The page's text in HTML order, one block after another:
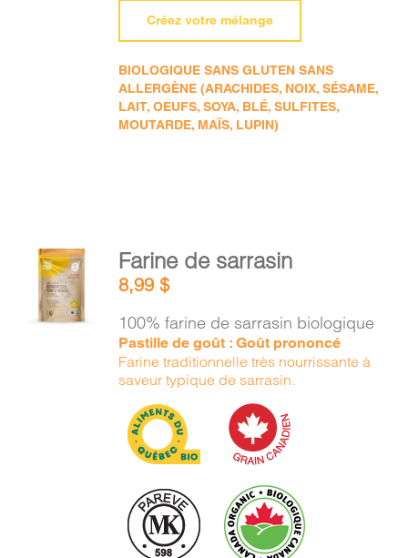
Créez votre mélange
BIOLOGIQUE SANS GLUTEN SANS
ALLERGÈNE (ARACHIDES, NOIX, SÉSAME,
LAIT, OEUFS, SOYA, BLÉ, SULFITES,
MOUTARDE, MAÏS, LUPIN)
AJOUTER
AU
PANIER
Farine de sarrasin
8,99$
100% farine de sarrasin biologique
Pastille de goût : Goût prononcé
Farine traditionnelle très nourrissante à
saveur typique de sarrasin.